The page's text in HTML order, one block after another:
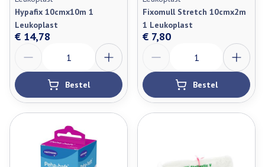
Hypafix 10cmx10m 1
Leukoplast
€ 14,78
Bestel
Fixomull Stretch 10cmx2m
1 Leukoplast
€ 7,80
Bestel